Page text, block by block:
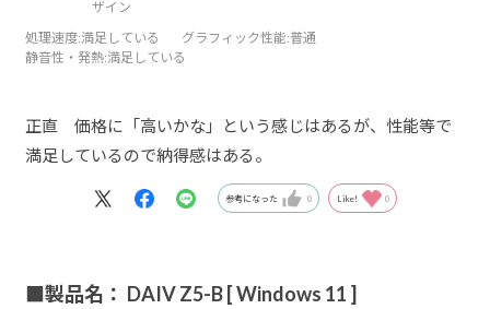
ザイン
処理速度:満足している グラフィック性能:普通
静音性・発熱:満足している
正直 価格に「高いかな」という感じはあるが、性能等で
満足しているので納得感はある。
参考になった 0 Like! 0
■製品名： DAIV Z5-B [ Windows 11 ]